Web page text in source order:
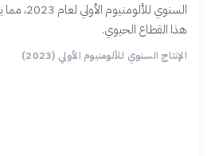
السنوي
هذا القطاع الحيوي.
الإنتاج السنوي للألومنيوم الأولي (2023)